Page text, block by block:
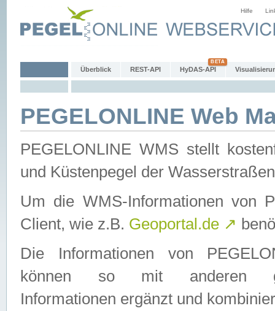
Hilfe
Überblick REST-API HyDAS-API
PEGELONLINE Web
PEGELONLINE WMS stellt
und Küstenpegel der
Um die WMS-Informationen von
Client, wie z.B. Geoportal.de ↗
Die Informationen von
können so mit anderen
Informationen ergänzt und